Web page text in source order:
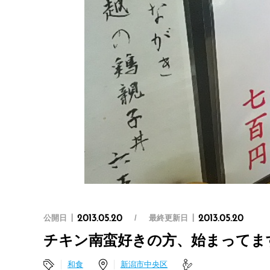
公開日 2013.05.20 最終更新日 2013.05.20
チキン南蛮好きの方、始まって
和食 新潟市中央区